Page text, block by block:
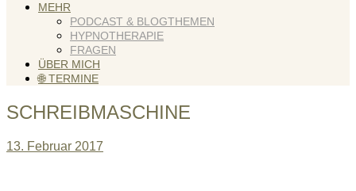
MEHR
PODCAST & BLOGTHEMEN
HYPNOTHERAPIE
FRAGEN
ÜBER MICH
🌐 TERMINE
SCHREIBMASCHINE
13. Februar 2017